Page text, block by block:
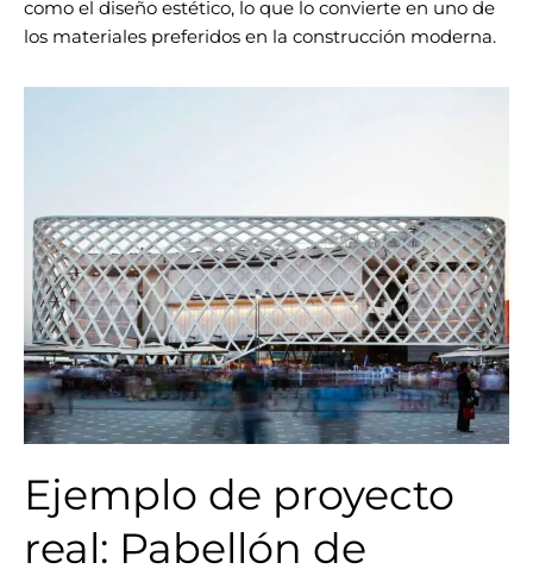
como el diseño estético, lo que lo convierte en uno de
los materiales preferidos en la construcción moderna.
Ejemplo de proyecto
real: Pabellón de